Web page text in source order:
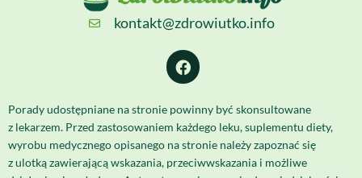
kontakt@zdrowiutko.info
Porady udostępniane na stronie powinny być skonsultowane
z lekarzem. Przed zastosowaniem każdego leku, suplementu diety,
wyrobu medycznego opisanego na stronie należy zapoznać się
z ulotką zawierającą wskazania, przeciwwskazania i możliwe